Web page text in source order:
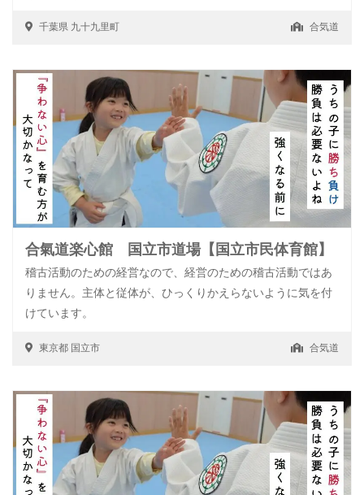
千葉県 九十九里町 合気道
合氣道楽心館 国立市道場【国立市民体育館】
稽古活動のための経営なので、経営のための稽古活動ではあ
りません。主体と従体が、ひっくりかえらないように気を付
けています。
東京都 国立市 合気道